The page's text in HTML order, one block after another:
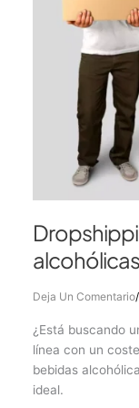
Deja Un Comentario/
¿Está buscando
línea con un
bebidas
ideal.